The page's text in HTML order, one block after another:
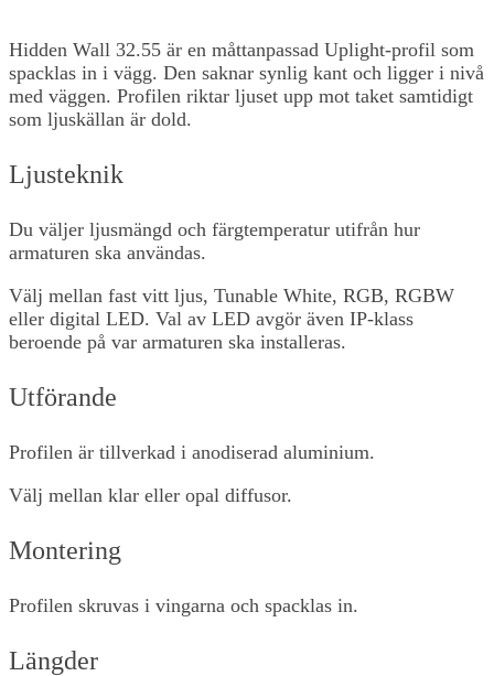
Hidden Wall 32.55 är en måttanpassad Uplight-profil som
spacklas in i vägg. Den saknar synlig kant och ligger i nivå
med väggen. Profilen riktar ljuset upp mot taket samtidigt
som ljuskällan är dold.
Ljusteknik
Du väljer ljusmängd och färgtemperatur utifrån hur
armaturen ska användas.
Välj mellan fast vitt ljus, Tunable White, RGB, RGBW
eller digital LED. Val av LED avgör även IP-klass
beroende på var armaturen ska installeras.
Utförande
Profilen är tillverkad i anodiserad aluminium.
Välj mellan klar eller opal diffusor.
Montering
Profilen skruvas i vingarna och spacklas in.
Längder